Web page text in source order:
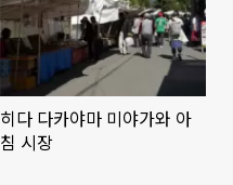
히다 다카야마 미야가와 아
침 시장